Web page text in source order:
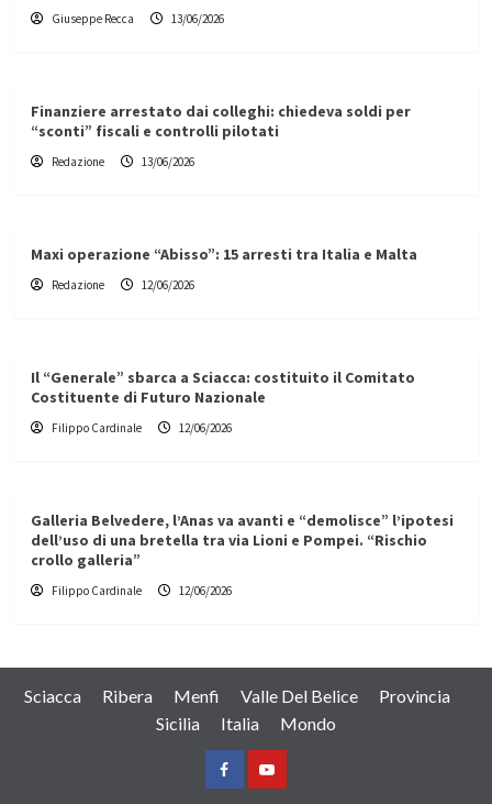
Giuseppe Recca 13/06/2026
Finanziere arrestato dai colleghi: chiedeva soldi per
“sconti” fiscali e controlli pilotati
Redazione 13/06/2026
Maxi operazione “Abisso”: 15 arresti tra Italia e Malta
Redazione 12/06/2026
Il “Generale” sbarca a Sciacca: costituito il Comitato
Costituente di Futuro Nazionale
Filippo Cardinale 12/06/2026
Galleria Belvedere, l’Anas va avanti e “demolisce” l’ipotesi
dell’uso di una bretella tra via Lioni e Pompei. “Rischio
crollo galleria”
Filippo Cardinale 12/06/2026
Sciacca Ribera Menfi Valle Del Belice
Provincia
Sicilia
Italia Mondo
FacebookYountube